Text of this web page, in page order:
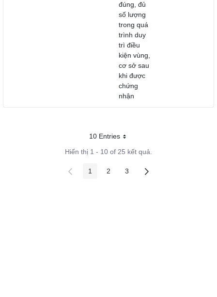
đúng, đủ
số lượng
trong quá
trình duy
trì điều
kiện vùng,
cơ sở sau
khi được
chứng
nhận
10 EntriesMỗi trang
Hiển thị 1 - 10 of 25 kết quả.
Các trang trên cổng
1 Các trang trên cổng
2 Các trang trên cổng
3